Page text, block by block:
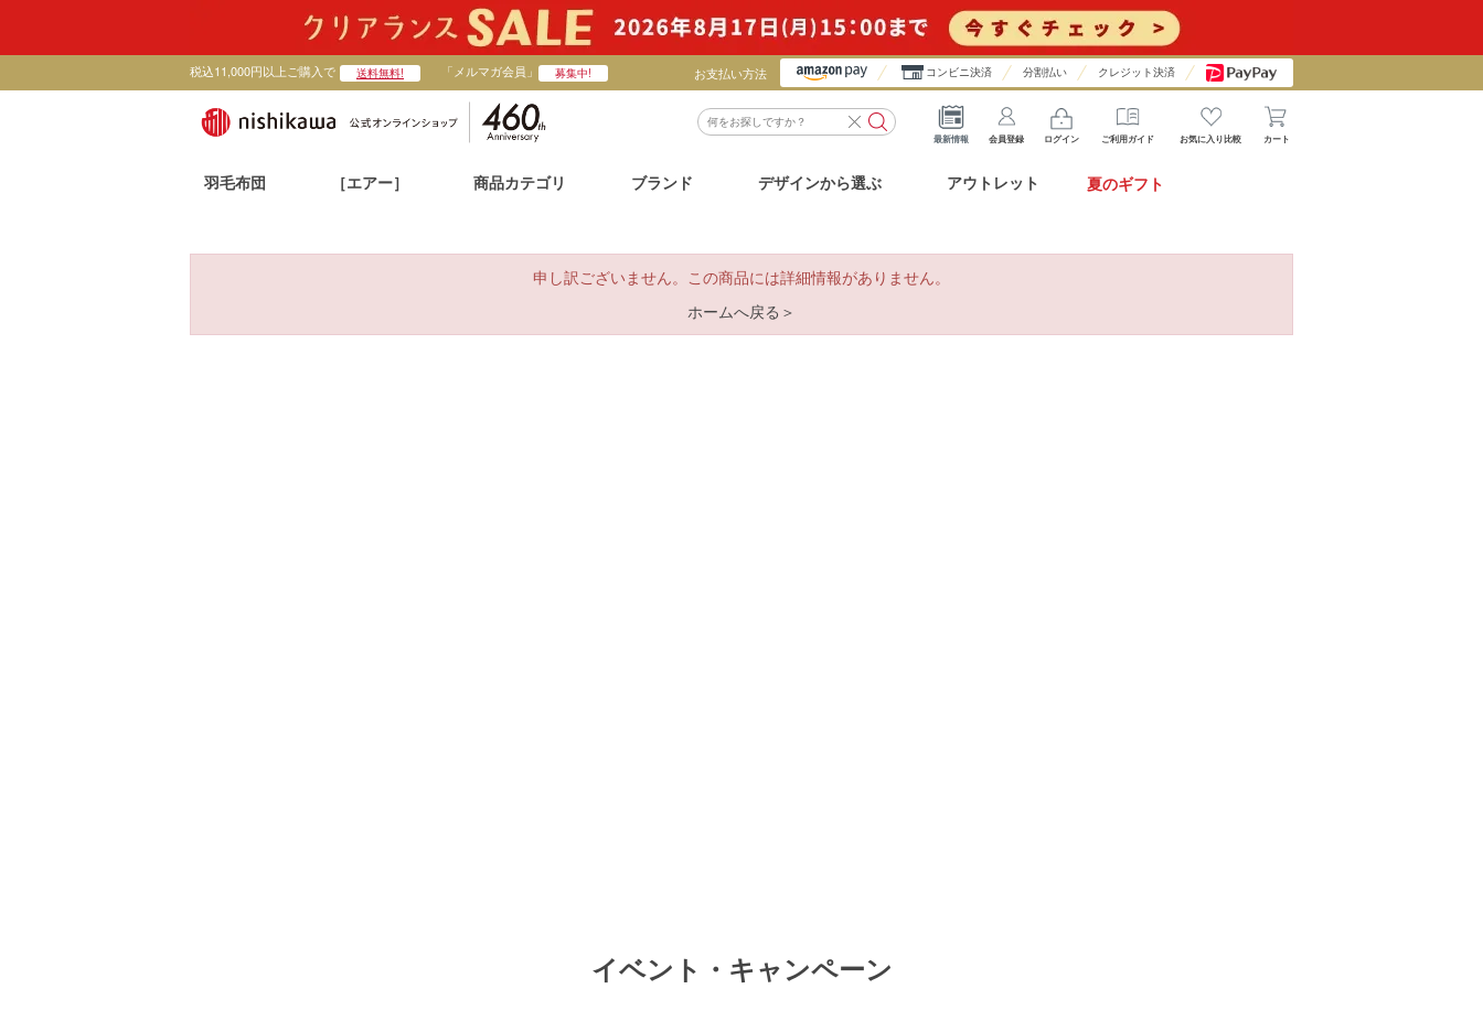
税込11,000円以上ご購入で 送料無料! 「メルマガ会員」 募集中! お支払い方法 コンビニ決済 分割払い クレジット決済
最新情報 会員登録 ログイン ご利用ガイド お気に入り比較 カート
羽毛布団 ［エアー］ 商品カテゴリ ブランド デザインから選ぶ アウトレット 夏のギフト
申し訳ございません。この商品には詳細情報がありません。
ホームへ戻る＞
イベント・キャンペーン